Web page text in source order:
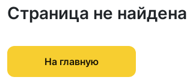
Страница не найдена
На главную